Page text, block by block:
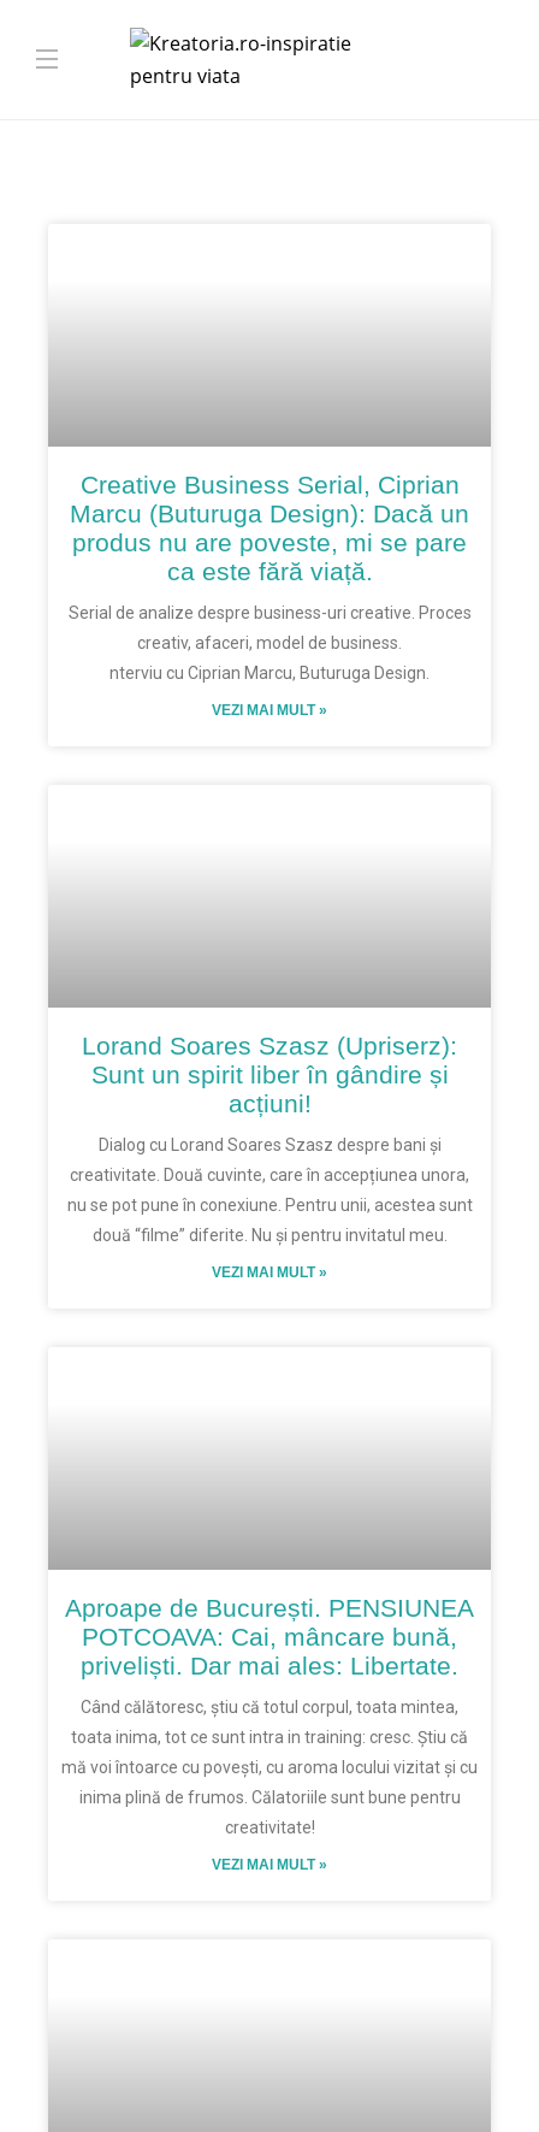
Creative Business Serial, Ciprian
Marcu (Buturuga Design): Dacă un
produs nu are poveste, mi se pare
ca este fără viață.
Serial de analize despre business-uri creative. Proces
creativ, afaceri, model de business.
nterviu cu Ciprian Marcu, Buturuga Design.
VEZI MAI MULT »
Lorand Soares Szasz (Upriserz):
Sunt un spirit liber în gândire și
acțiuni!
Dialog cu Lorand Soares Szasz despre bani și
creativitate. Două cuvinte, care în accepțiunea unora,
nu se pot pune în conexiune. Pentru unii, acestea sunt
două “filme” diferite. Nu și pentru invitatul meu.
VEZI MAI MULT »
Aproape de București. PENSIUNEA
POTCOAVA: Cai, mâncare bună,
priveliști. Dar mai ales: Libertate.
Când călătoresc, știu că totul corpul, toata mintea,
toata inima, tot ce sunt intra in training: cresc. Știu că
mă voi întoarce cu povești, cu aroma locului vizitat și cu
inima plină de frumos. Călatoriile sunt bune pentru
creativitate!
VEZI MAI MULT »